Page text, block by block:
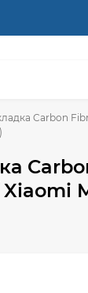
Carbon